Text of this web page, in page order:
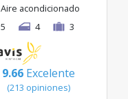
Aire acondicionado
5
4 3
9.66 Excelente
(213 opiniones)